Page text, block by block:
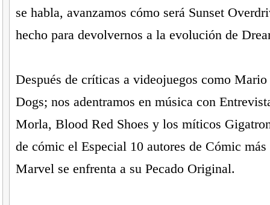
se habla, avanzamos cómo será Sunset
hecho para devolvernos a la evolución de
Después de críticas a videojuegos como
Dogs; nos adentramos en música con
Morla, Blood Red Shoes y los míticos
de cómic el Especial 10 autores de Cómic
Marvel se enfrenta a su Pecado Original.